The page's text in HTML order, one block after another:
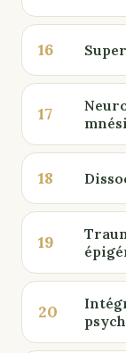
16
17
18
19
20